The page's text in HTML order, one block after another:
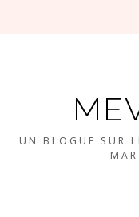
UN BLOGUE SUR